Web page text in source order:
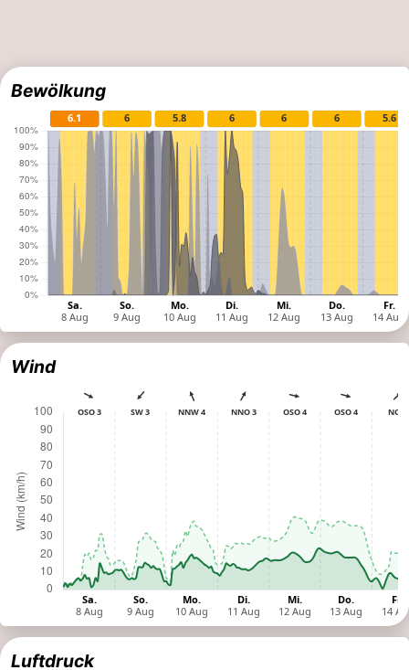
Bewölkung
Wind
Luftdruck